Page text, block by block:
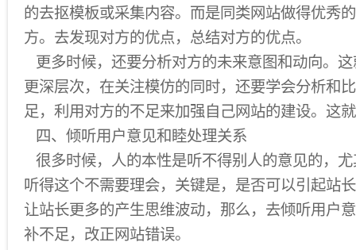
的去抠模板或采集内容。而是同类网站做得优秀
方。去发现对方的优点，总结对方的优点。
更多时候，还要分析对方的未来意图和动向。
更深层次，在关注模仿的同时，还要学会分析和
足，利用对方的不足来加强自己网站的建设。这
四、倾听用户意见和睦处理关系
很多时候，人的本性是听不得别人的意见的，
听得这个不需要理会，关键是，是否可以引起站
让站长更多的产生思维波动，那么，去倾听用户
补不足，改正网站错误。